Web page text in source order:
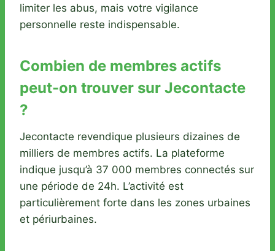
limiter les abus, mais votre vigilance
personnelle reste indispensable.
Combien de membres actifs
peut-on trouver sur Jecontacte
?
Jecontacte revendique plusieurs dizaines de
milliers de membres actifs. La plateforme
indique jusqu’à 37 000 membres connectés sur
une période de 24h. L’activité est
particulièrement forte dans les zones urbaines
et périurbaines.